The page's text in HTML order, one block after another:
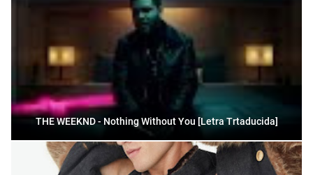
THE WEEKND - Nothing Without You [Letra Trtaducida]